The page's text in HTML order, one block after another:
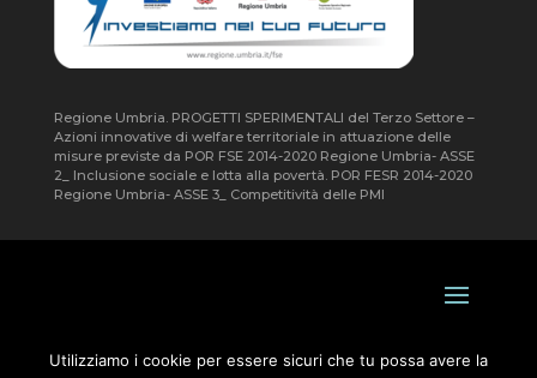
Regione Umbria. PROGETTI SPERIMENTALI del Terzo Settore –
Azioni innovative di welfare territoriale in attuazione delle
misure previste da POR FSE 2014-2020 Regione Umbria- ASSE
2_ Inclusione sociale e lotta alla povertà. POR FESR 2014-2020
Regione Umbria- ASSE 3_ Competitività delle PMI
© 2020-2023 Coop. Soc. Agr. Terre Umbre – C.F./P.I.
Utilizziamo i cookie per essere sicuri che tu possa avere la